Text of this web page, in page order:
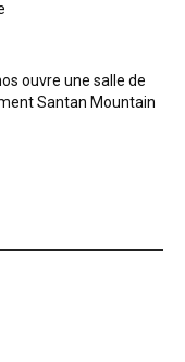
ouvre une salle de
Santan Mountain